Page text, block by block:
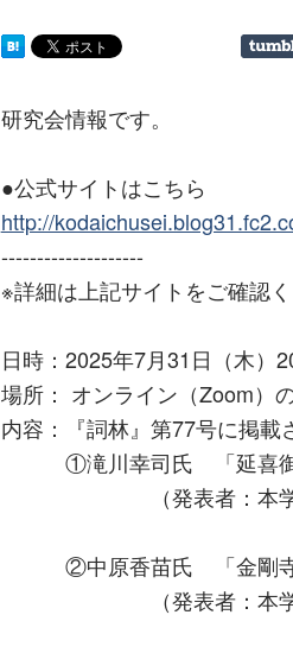
研究会情報です。
●公式サイトはこちら
http://
--------------------
※詳細は上記サイトをご確認
日時：2025年7月31日（木）
場所： オンライン（Zoom）
内容：『詞林』第77号に掲
①滝川幸司氏 「延喜御
（発表者：本学博士
②中原香苗氏 「金剛寺
（発表者：本学博士